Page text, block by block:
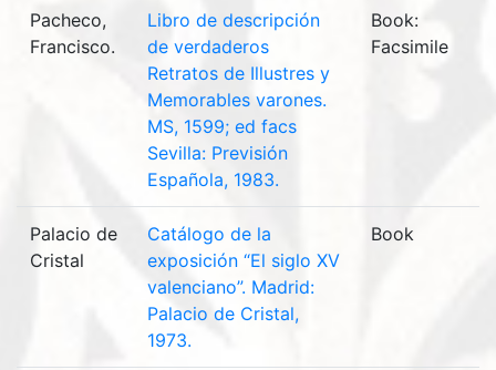
Pacheco,
Francisco.
Libro de descripción
de verdaderos
Retratos de Illustres y
Memorables varones.
MS, 1599; ed facs
Sevilla: Previsión
Española, 1983.
Book:
Facsimile
Palacio de
Cristal
Catálogo de la
exposición “El siglo XV
valenciano”. Madrid:
Palacio de Cristal,
1973.
Book